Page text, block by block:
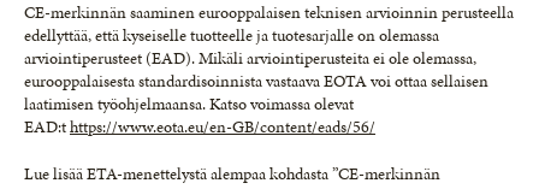
CE-merkinnän saaminen eurooppalaisen teknisen arvioinnin perusteella
edellyttää, että kyseiselle tuotteelle ja tuotesarjalle on olemassa
arviointiperusteet (EAD). Mikäli arviointiperusteita ei ole olemassa,
eurooppalaisesta standardisoinnista vastaava EOTA voi ottaa sellaisen
laatimisen työohjelmaansa. Katso voimassa olevat
EAD:thttps://www.eota.eu/en-GB/content/eads/56/
Lue lisää ETA-menettelystä alempaa kohdasta ”CE-merkinnän